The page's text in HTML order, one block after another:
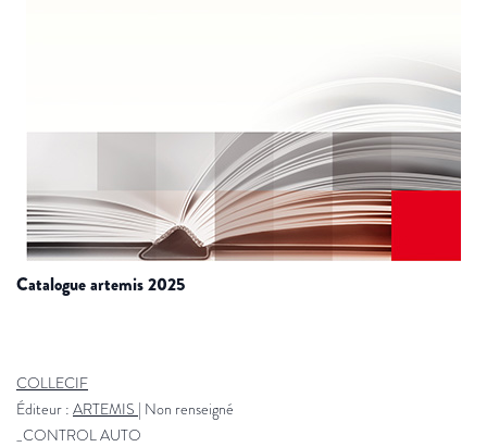
catalogue artemis 2025
COLLECIF
Éditeur : ARTEMIS | Non renseigné
_CONTROL AUTO